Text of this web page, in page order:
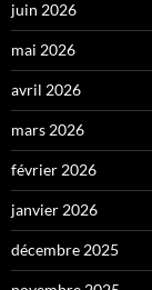
juin 2026
mai 2026
avril 2026
mars 2026
février 2026
janvier 2026
décembre 2025